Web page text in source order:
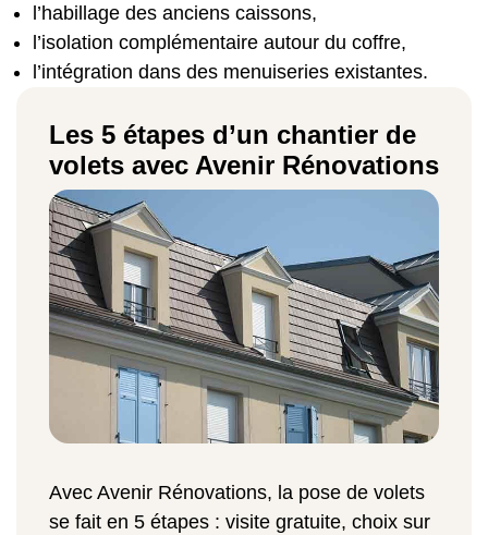
l’habillage des anciens caissons,
l’isolation complémentaire autour du coffre,
l’intégration dans des menuiseries existantes.
Les 5 étapes d’un chantier de
volets avec Avenir Rénovations
Avec Avenir Rénovations, la pose de volets
se fait en 5 étapes : visite gratuite, choix sur